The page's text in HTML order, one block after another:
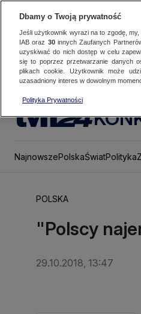
NajnowszePolskaŚwiatPolityka
POLSKA
"Polscy
29.10.2018, 13:47
Dbamy o Twoją prywatność
Jeśli użytkownik wyrazi na to zgodę, my,
IAB oraz 30innych Zaufanych
uzyskiwać do nich dostęp w celu
się to poprzez przetwarzanie danych
plikach cookie. Użytkownik może
uzasadniony interes w dowolnym
Polityka Prywatności